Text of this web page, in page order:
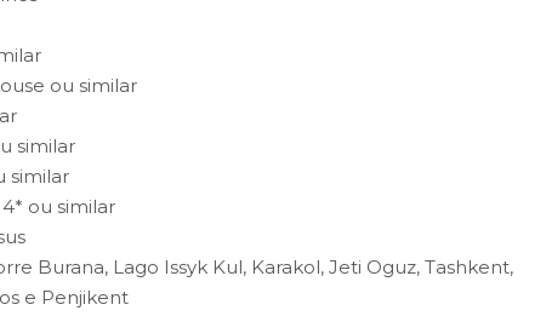
ou similar
similar
similar
ou similar
Burana, Lago Issyk Kul, Karakol, Jeti Oguz, Tashkent,
e Penjikent